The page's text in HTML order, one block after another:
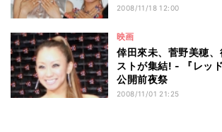
2008/11/18 12:00
映画
倖田來未、菅野美穂
ストが集結! - 『レッ
公開前夜祭
2008/11/01 21:25